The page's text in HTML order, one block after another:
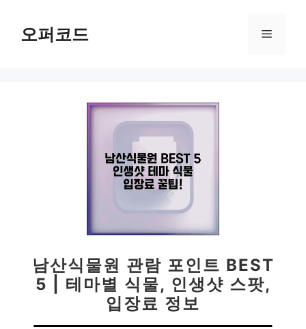
오퍼코드 메
남산식물원 관람 포인트 BEST
5 | 테마별 식물, 인생샷 스팟,
입장료 정보